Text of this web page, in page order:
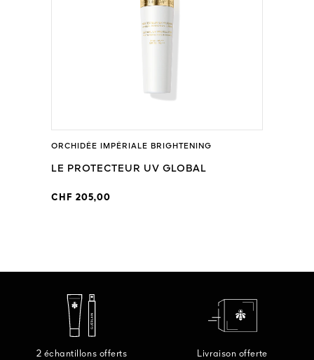
ORCHIDÉE IMPÉRIALE BRIGHTENING
LE PROTECTEUR UV GLOBAL
CHF 205,00
2 échantillons offerts Livraison offerte